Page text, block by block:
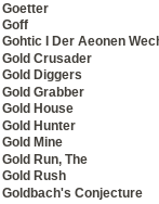
Goetter
Goff
Gohtic I Der Aeonen
Gold Crusader
Gold Diggers
Gold Grabber
Gold House
Gold Hunter
Gold Mine
Gold Run, The
Gold Rush
Goldbach's Conjecture